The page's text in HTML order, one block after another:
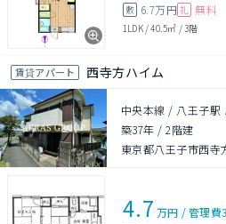
敷 6.7万円 礼 無料
1LDK/40.5㎡ /3階
賃貸アパート 西寺方ハイム
中央本線 / 八王子駅
築37年 /2階建
東京都八王子市西寺
4.7 万円 /管理費